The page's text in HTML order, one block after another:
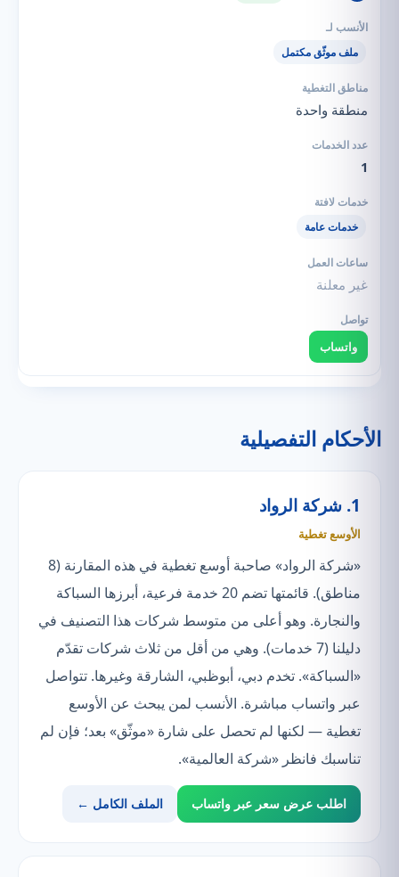
ملف موثّق مكتمل
منطقة واحدة
1
خدمات عامة
غير معلنة
واتساب
الأحكام التفصيلية
1. شركة الرواد
الأوسع تغطية
«شركة الرواد» صاحبة أوسع تغطية في هذه المقارنة (8
مناطق). قائمتها تضم 20 خدمة فرعية، أبرزها السباكة
والنجارة. وهو أعلى من متوسط شركات هذا التصنيف في
دليلنا (7 خدمات). وهي من أقل من ثلاث شركات تقدّم
«السباكة». تخدم دبي، أبوظبي، الشارقة وغيرها. تتواصل
عبر واتساب مباشرة. الأنسب لمن يبحث عن الأوسع
تغطية — لكنها لم تحصل على شارة «موثّق» بعد؛ فإن لم
تناسبك فانظر «شركة العالمية».
اطلب عرض سعر عبر واتساب الملف الكامل ←